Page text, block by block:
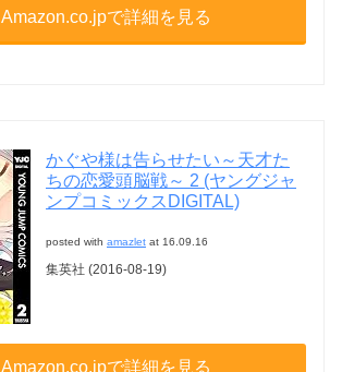
Amazon.co.jpで詳細を見る
かぐや様は告らせたい～天才た
ちの恋愛頭脳戦～ 2 (ヤングジャ
ンプコミックスDIGITAL)
posted with amazlet at 16.09.16
集英社 (2016-08-19)
Amazon.co.jpで詳細を見る